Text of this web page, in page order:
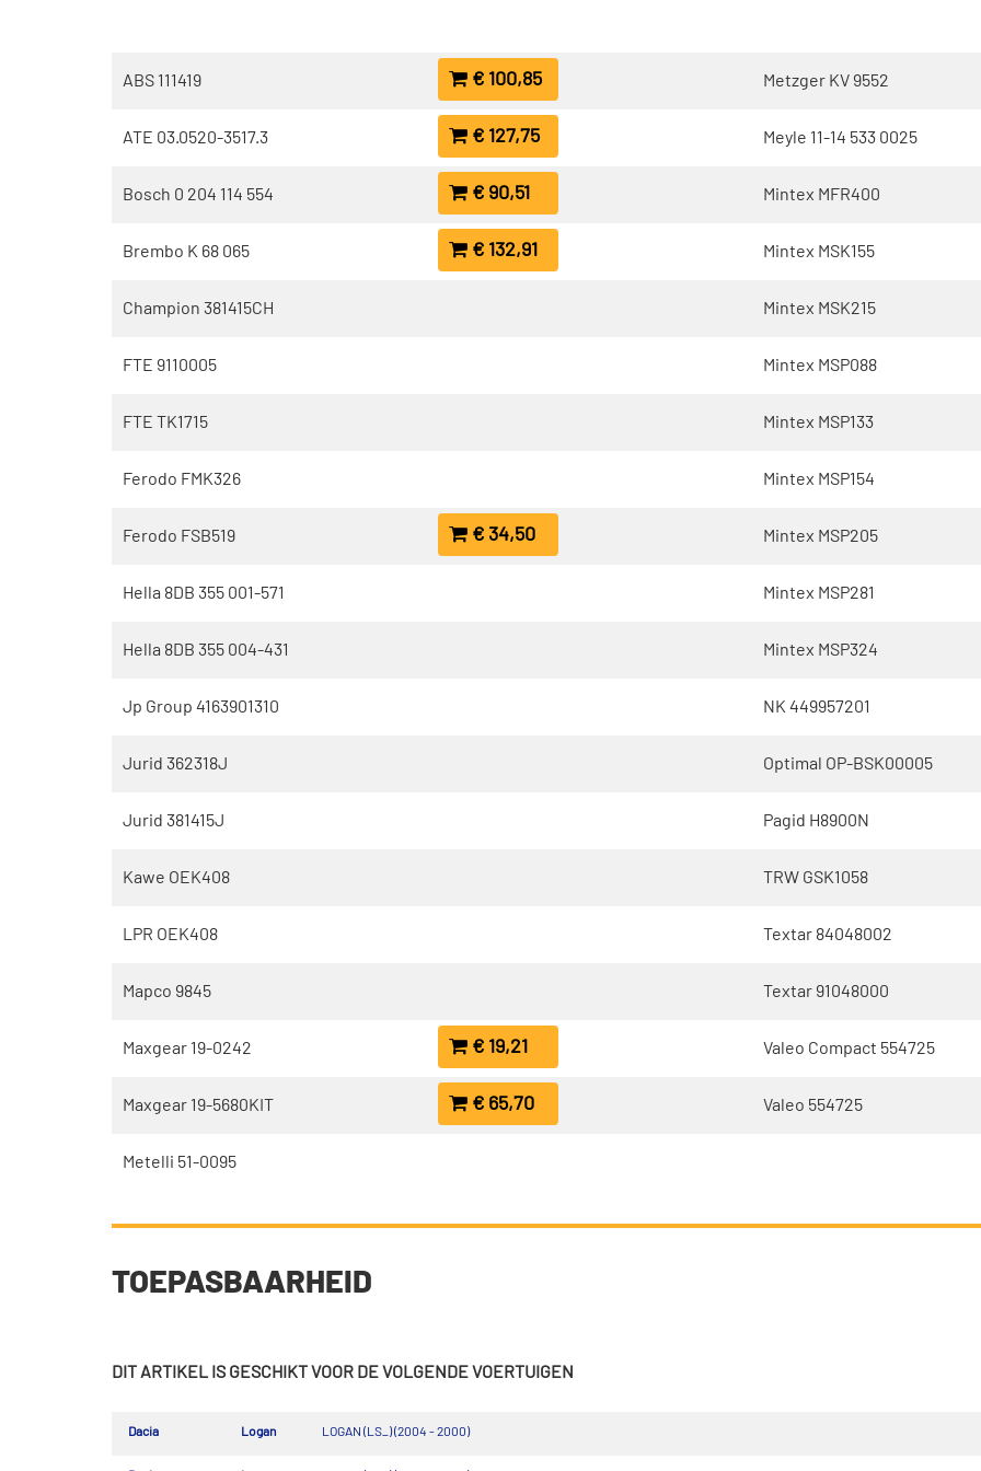
ABS 111419 € 100,85
ATE 03.0520-3517.3 € 127,75
Bosch 0 204 114 554 € 90,51
Brembo K 68 065 € 132,91
Champion 381415CH
FTE 9110005
FTE TK1715
Ferodo FMK326
Ferodo FSB519 € 34,50
Hella 8DB 355 001-571
Hella 8DB 355 004-431
Jp Group 4163901310
Jurid 362318J
Jurid 381415J
Kawe OEK408
LPR OEK408
Mapco 9845
Maxgear 19-0242 € 19,21
Maxgear 19-5680KIT € 65,70
Metelli 51-0095
Metzger KV 9552
Meyle 11-14 533 0025
Mintex MFR400
Mintex MSK155
Mintex MSK215
Mintex MSP088
Mintex MSP133
Mintex MSP154
Mintex MSP205
Mintex MSP281
Mintex MSP324
NK 449957201
Optimal OP-BSK00005
Pagid H8900N
TRW GSK1058
Textar 84048002
Textar 91048000
Valeo Compact 554725
Valeo 554725
TOEPASBAARHEID
DIT ARTIKEL IS GESCHIKT VOOR DE VOLGENDE VOERTUIGEN
Dacia Logan LOGAN (LS_) (2004 - 2000)